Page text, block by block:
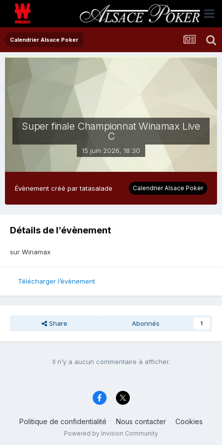
Calendrier Alsace Poker
Super finale Championnat Winamax Live
C
15 juin 2026, 18:30
Évènement créé partatasalade Calendrier Alsace Poker
Détails de l’évènement
sur Winamax
Télécharger l’évènement
Share Abonnés 1
Il n’y a aucun commentaire à afficher.
Politique de confidentialité Nous contacter Cookies
Powered by Invision Community